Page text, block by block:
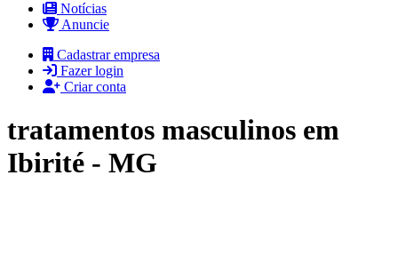
Notícias
Anuncie
Cadastrar empresa
Fazer login
Criar conta
tratamentos masculinos em
Ibirité - MG